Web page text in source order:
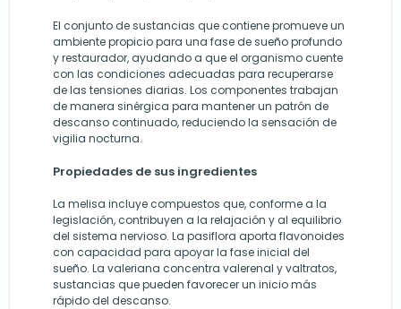
El conjunto de sustancias que contiene promueve un
ambiente propicio para una fase de sueño profundo
y restaurador, ayudando a que el organismo cuente
con las condiciones adecuadas para recuperarse
de las tensiones diarias. Los componentes trabajan
de manera sinérgica para mantener un patrón de
descanso continuado, reduciendo la sensación de
vigilia nocturna.
Propiedades de sus ingredientes
La melisa incluye compuestos que, conforme a la
legislación, contribuyen a la relajación y al equilibrio
del sistema nervioso. La pasiflora aporta flavonoides
con capacidad para apoyar la fase inicial del
sueño. La valeriana concentra valerenal y valtratos,
sustancias que pueden favorecer un inicio más
rápido del descanso.